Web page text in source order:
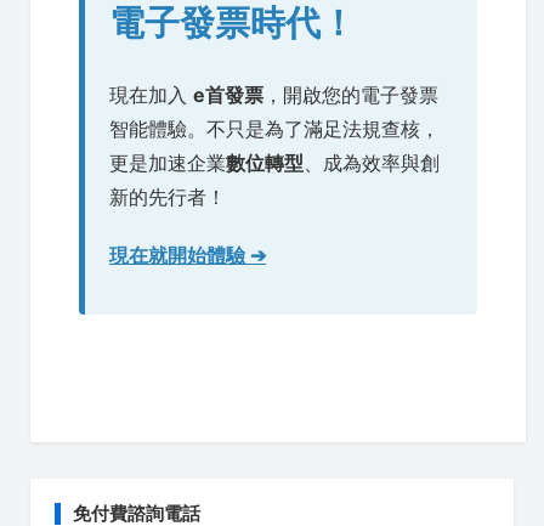
電子發票時代！
現在加入 e首發票 ，開啟您的電子發票
智能體驗。不只是為了滿足法規查核，
更是加速企業數位轉型、成為效率與創
新的先行者！
現在就開始體驗 ➔
免付費諮詢電話